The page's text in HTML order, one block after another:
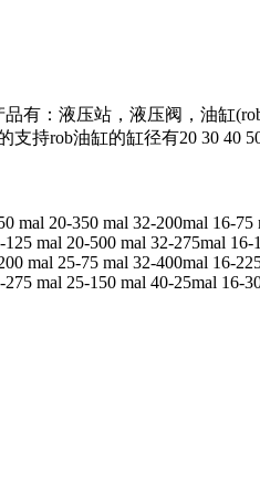
有：液压站，液压阀，油缸
持rob油缸的缸径有20 30 40
mal 20-350 mal 32-200mal 16-
mal 20-500 mal 32-275mal
mal 25-75 mal 32-400mal 16-
mal 25-150 mal 40-25mal 16-